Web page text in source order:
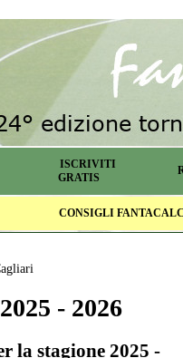
ISCRIVITI
GRATIS
CONSIGLI
- 2026
la stagione 2025 -